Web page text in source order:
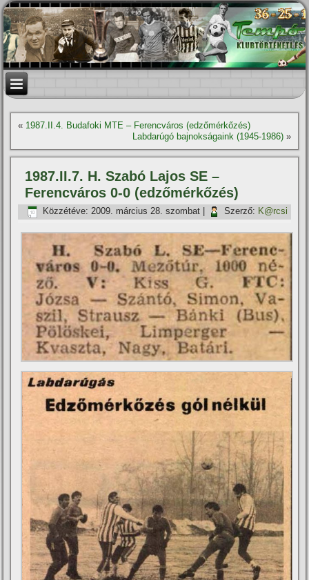
« 1987.II.4. Budafoki MTE – Ferencváros (edzőmérkőzés)
Labdarúgó bajnokságaink (1945-1986)»
1987.II.7. H. Szabó Lajos SE –
Ferencváros 0-0 (edzőmérkőzés)
Közzétéve: 2009. március 28. szombat Szerző: K@rcsi